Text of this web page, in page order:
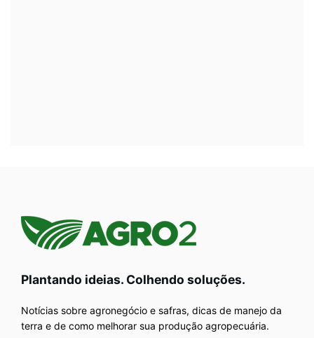
Plantando ideias. Colhendo soluções.
Notícias sobre agronegócio e safras, dicas de manejo da
terra e de como melhorar sua produção agropecuária.